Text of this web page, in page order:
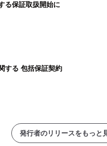
る保証取扱開始に
する 包括保証契約
発行者のリリースをもっと